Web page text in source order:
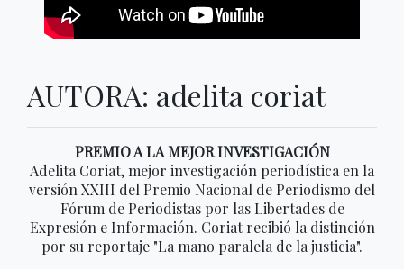
AUTORA: adelita coriat
PREMIO A LA MEJOR INVESTIGACIÓN
Adelita Coriat, mejor investigación periodística en la
versión XXIII del Premio Nacional de Periodismo del
Fórum de Periodistas por las Libertades de
Expresión e Información. Coriat recibió la distinción
por su reportaje "La mano paralela de la justicia".